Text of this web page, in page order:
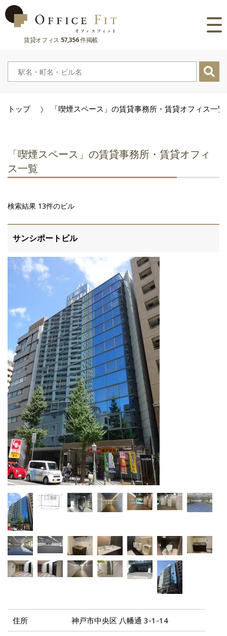
賃貸オフィス 57,356件掲載
路線
大阪府
奈良県
主要駅
大阪府
兵庫県
滋賀県
市区町村
京都府
奈良県
トップ 「喫煙スペース」の賃貸事務所・賃貸オフィス一覧
「喫煙スペース」の賃貸事務所・賃貸オフィ
ス一覧
検索結果 13件のビル
サンシポートビル
住所 神戸市中央区 八幡通 3-1-14